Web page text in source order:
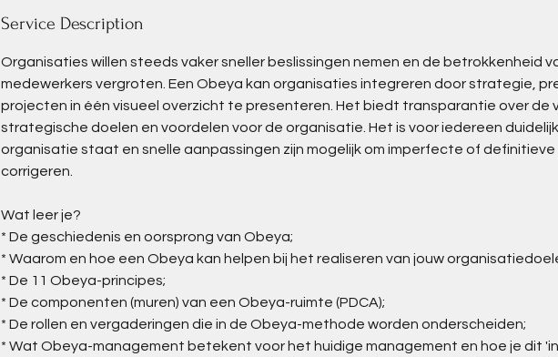
e
Service Description
Organisaties willen steeds vaker sneller beslissingen nemen en de betrokkenheid
medewerkers vergroten. Een Obeya kan organisaties integreren door strategie,
projecten in één visueel overzicht te presenteren. Het biedt transparantie over de
strategische doelen en voordelen voor de organisatie. Het is voor iedereen
organisatie staat en snelle aanpassingen zijn mogelijk om imperfecte of
corrigeren.
Wat leer je?
* De geschiedenis en oorsprong van Obeya;
* Waarom en hoe een Obeya kan helpen bij het realiseren van jouw
* De 11 Obeya-principes;
* De componenten (muren) van een Obeya-ruimte (PDCA);
* De rollen en vergaderingen die in de Obeya-methode worden onderscheiden;
* Wat Obeya-management betekent voor het huidige management en hoe je dit